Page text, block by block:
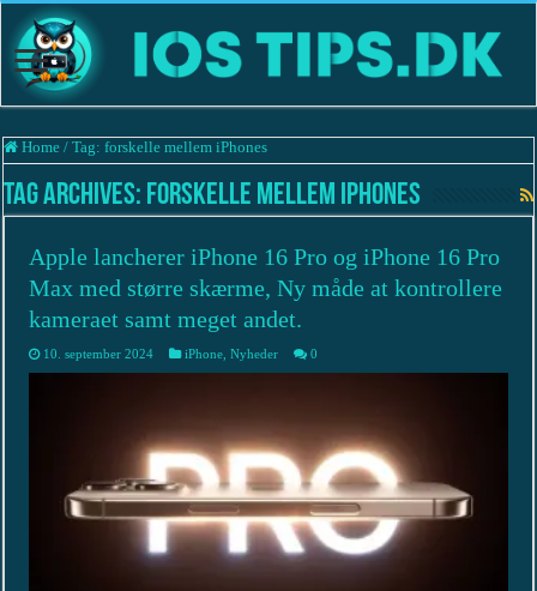
Home / Tag:forskelle mellem iPhones
Tag Archives: forskelle mellem iPhones
Apple lancherer iPhone 16 Pro og iPhone 16 Pro
Max med større skærme, Ny måde at kontrollere
kameraet samt meget andet.
10. september 2024 iPhone ,Nyheder 0